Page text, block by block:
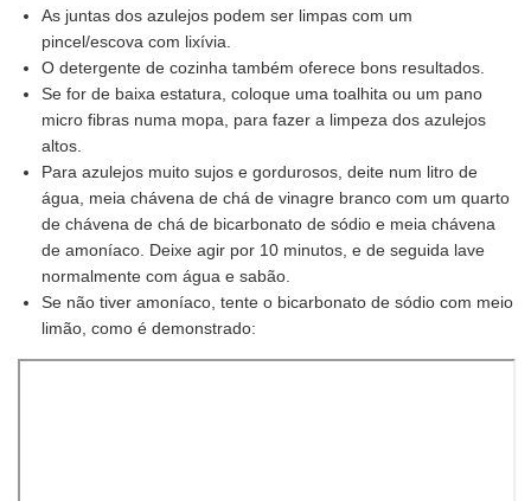
As juntas dos azulejos podem ser limpas com um
pincel/escova com lixívia.
O detergente de cozinha também oferece bons resultados.
Se for de baixa estatura, coloque uma toalhita ou um pano
micro fibras numa mopa, para fazer a limpeza dos azulejos
altos.
Para azulejos muito sujos e gordurosos, deite num litro de
água, meia chávena de chá de vinagre branco com um quarto
de chávena de chá de bicarbonato de sódio e meia chávena
de amoníaco. Deixe agir por 10 minutos, e de seguida lave
normalmente com água e sabão.
Se não tiver amoníaco, tente o bicarbonato de sódio com meio
limão, como é demonstrado: